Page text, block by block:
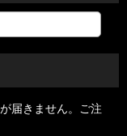
届きません。ご注